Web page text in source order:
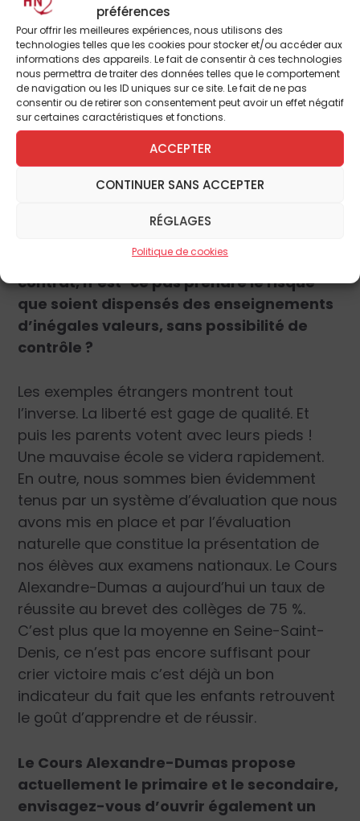
préférences
Pour offrir les meilleures expériences, nous utilisons des
technologies telles que les cookies pour stocker et/ou accéder aux
informations des appareils. Le fait de consentir à ces technologies
nous permettra de traiter des données telles que le comportement
de navigation ou les ID uniques sur ce site. Le fait de ne pas
consentir ou de retirer son consentement peut avoir un effet négatif
sur certaines caractéristiques et fonctions.
ACCEPTER
CONTINUER SANS ACCEPTER
RÉGLAGES
Politique de cookies
Je crois qu’en banlieue il y a une urgence
toute particulière. Le risque d’éclatement
communautaire est important. Nous ne
pouvons laisser des enfants pâtir de tout
cela et voir leur avenir sacrifié. C’est
socialement inacceptable. En raisonnant
différemment de ce qui se pratique
actuellement, on peut trouver des solutions
et l’école en est une.
Favoriser la création d’écoles hors
contrat, n’est-ce pas prendre le risque
que soient dispensés des enseignements
d’inégales valeurs, sans possibilité de
contrôle ?
Les exemples étrangers montrent tout
l’inverse. La liberté est gage de qualité. Et
puis les parents votent avec leurs pieds !
Une mauvaise école se videra rapidement.
En outre, nous sommes bien évidemment
tenus par un système d’évaluation que nous
avons mis en place et par l’évaluation
naturelle que constitue la présentation de
nos élèves aux examens nationaux. Le Cours
Alexandre-Dumas a aujourd’hui un taux de
réussite au brevet des collèges de 75 %.
C’est plus que la moyenne en Seine-Saint-
Denis, ce n’est pas encore suffisant pour
crier victoire mais c’est déjà un bon
indicateur du fait que les enfants retrouvent
le goût d’apprendre et de réussir.
Le Cours Alexandre-Dumas propose
actuellement le primaire et le secondaire,
envisagez-vous d’ouvrir également un